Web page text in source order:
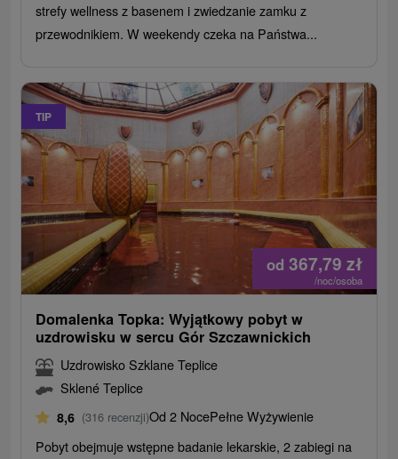
strefy wellness z basenem i zwiedzanie zamku z
przewodnikiem. W weekendy czeka na Państwa...
TIP
od 367,79 zł
/noc/osoba
Domalenka Topka: Wyjątkowy pobyt w
uzdrowisku w sercu Gór Szczawnickich
Uzdrowisko Szklane Teplice
Sklené Teplice
8,6 (316 recenzji)Od 2 NocePełne Wyżywienie
Pobyt obejmuje wstępne badanie lekarskie, 2 zabiegi na